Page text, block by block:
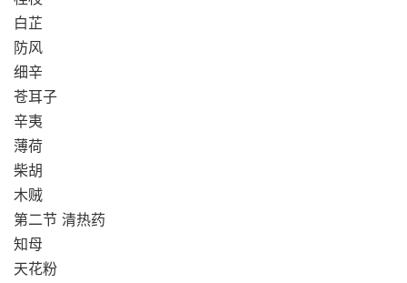
白芷
防风
细辛
苍耳子
辛夷
薄荷
柴胡
木贼
第二节 清热药
知母
天花粉